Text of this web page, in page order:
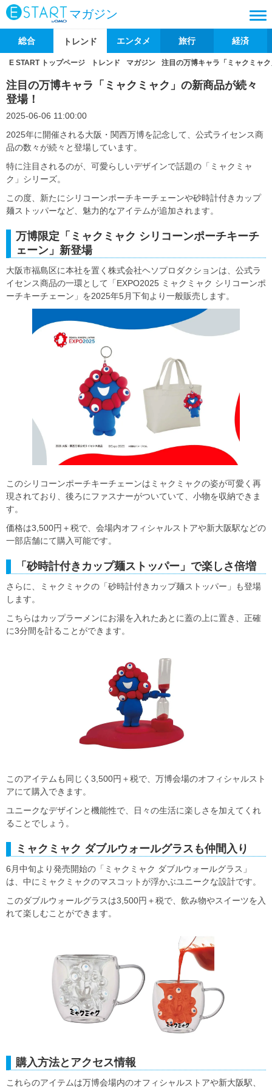
マガジン
総合 トレンド エンタメ 旅行 経済
E START トップページ トレンド マガジン 注目の万博キャラ「ミャクミャ
注目の万博キャラ「ミャクミャク」の新商品が続々
登場！
2025-06-06 11:00:00
2025年に開催される大阪・関西万博を記念して、公式ライセンス商
品の数々が続々と登場しています。
特に注目されるのが、可愛らしいデザインで話題の「ミャクミャ
ク」シリーズ。
この度、新たにシリコーンポーチキーチェーンや砂時計付きカップ
麺ストッパーなど、魅力的なアイテムが追加されます。
万博限定「ミャクミャク シリコーンポーチキーチ
ェーン」新登場
大阪市福島区に本社を置く株式会社ヘソプロダクションは、公式ラ
イセンス商品の一環として「EXPO2025 ミャクミャク シリコーンポ
ーチキーチェーン」を2025年5月下旬より一般販売します。
このシリコーンポーチキーチェーンはミャクミャクの姿が可愛く再
現されており、後ろにファスナーがついていて、小物を収納できま
す。
価格は3,500円＋税で、会場内オフィシャルストアや新大阪駅などの
一部店舗にて購入可能です。
「砂時計付きカップ麺ストッパー」で楽しさ倍増
さらに、ミャクミャクの「砂時計付きカップ麺ストッパー」も登場
します。
こちらはカップラーメンにお湯を入れたあとに蓋の上に置き、正確
に3分間を計ることができます。
このアイテムも同じく3,500円＋税で、万博会場のオフィシャルスト
アにて購入できます。
ユニークなデザインと機能性で、日々の生活に楽しさを加えてくれ
ることでしょう。
ミャクミャク ダブルウォールグラスも仲間入り
6月中旬より発売開始の「ミャクミャク ダブルウォールグラス」
は、中にミャクミャクのマスコットが浮かぶユニークな設計です。
このダブルウォールグラスは3,500円＋税で、飲み物やスイーツを入
れて楽しむことができます。
購入方法とアクセス情報
これらのアイテムは万博会場内のオフィシャルストアや新大阪駅、